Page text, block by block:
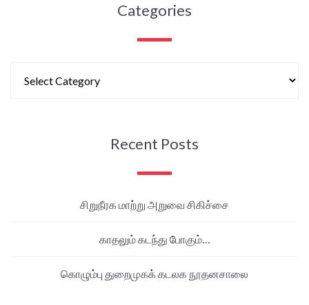
Categories
Recent Posts
சிறுநீரக மாற்று அறுவை சிகிச்சை
காதலும் கடந்து போகும்…
கொழும்பு துறைமுகக் கடலக நூதனசாலை